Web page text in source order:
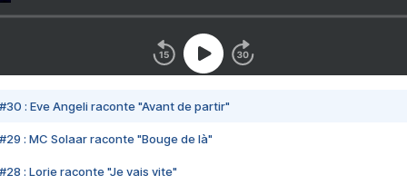
#30 : Eve Angeli raconte "Avant de partir"
#29 : MC Solaar raconte "Bouge de là"
#28 : Lorie raconte "Je vais vite"